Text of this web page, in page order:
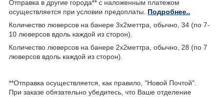
Отправка в другие города** с наложенным платежом
осуществляется при условии предоплаты. Подробнее..
Количество люверсов на банере 3х2меттра, обычно, 34 (по 7-
10 люверсов вдоль каждой из сторон).
Количество люверсов на банере 2х2меттра, обычно, 28 (по 7
люверсов вдоль каждой из сторон).
**Отправка осуществляется, как правило, "Новой Почтой".
При заказе обязательно убедитесь, что Ваше отделение